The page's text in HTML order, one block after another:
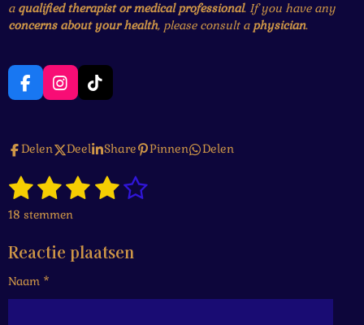
a qualified therapist or medical professional. If you have any
concerns about your health, please consult a physician.
F
a
b
o
k
I
n
a
r
m
T
i
o
Delen Deel Share Pinnen Delen
R
a
t
n
:
4
1
s
t
e
r
2
s
e
r
3
s
e
r
4
e
r
5
e
r
S
18 stemmen
Reactie plaatsen
Naam *